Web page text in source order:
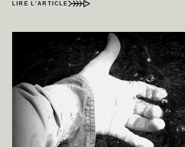
LIRE L’ARTICLE